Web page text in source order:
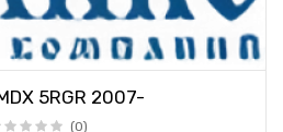
5RGR 2007-
(0)